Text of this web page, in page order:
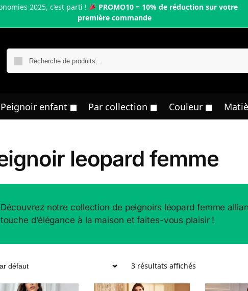
2025, c’est parti ! PROMO10 = 10% de réduction sur votre
première commande
Peignoir enfant Par collection Couleur
leopard femme
Découvrez notre collection de peignoirs léopard femme
touche d’élégance à la maison et faites-vous plaisir !
3 résultats affichés